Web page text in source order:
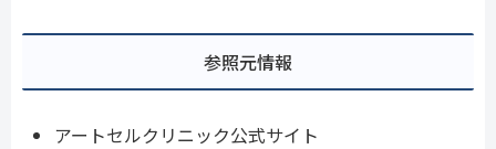
参照元情報
アートセルクリニック公式サイト